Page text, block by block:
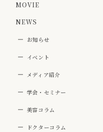
MOVIE
NEWS
お知らせ
イベント
メディア紹介
学会・セミナー
美容コラム
ドクターコラム